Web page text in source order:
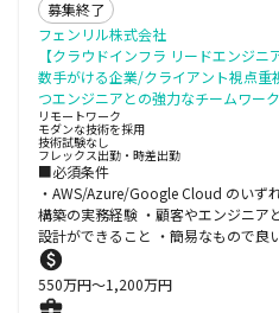
募集終了
フェンリル株式会社
【クラウドインフラ リードエンジ
数手がける企業/クライアント視点
つエンジニアとの強力なチームワーク
リモートワーク
モダンな技術を採用
技術試験なし
フレックス出勤・時差出勤
■必須条件
・AWS/Azure/Google Cloud のいず
構築の実務経験 ・顧客やエンジニア
設計ができること ・簡易なもので良
550万円〜1,200万円